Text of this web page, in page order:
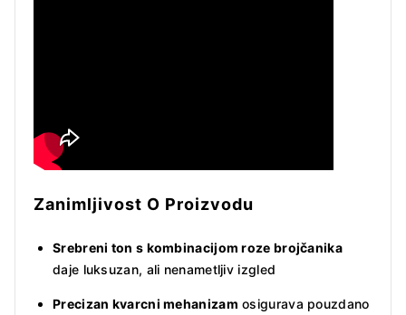
Zanimljivost O Proizvodu
Srebreni ton s kombinacijom roze brojčanika
daje luksuzan, ali nenametljiv izgled
Precizan kvarcni mehanizam osigurava pouzdano